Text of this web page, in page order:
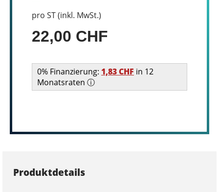
pro ST (inkl. MwSt.)
22,00 CHF
0% Finanzierung: 1,83 CHF in 12
Monatsraten ⓘ
Produktdetails